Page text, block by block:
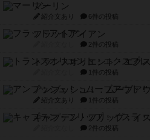
マーリン
紹介文あり 6件の投稿
フラットアイアン
2件の投稿
トランスオリエント・エク
1件の投稿
アンブッシュ！：ムーブアウ
紹介文あり 1件の投稿
キャプテン・フリップ：イ
2件の投稿